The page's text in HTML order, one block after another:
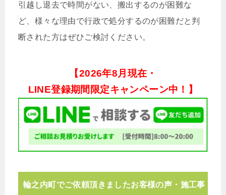
引越し退去で時間がない、搬出するのが困難な
ど、様々な理由で行政で処分するのが困難だと判
断された方はぜひご検討ください。
【2026年8月現在・
LINE登録期間限定キャンペーン中！】
輪之内町でご依頼頂きましたお客様の声・施工事